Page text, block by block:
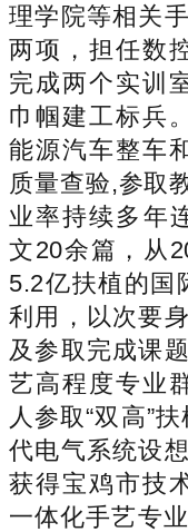
理学院等相关
两项，担任数
完成两个实训
巾帼建工标兵
能源汽车整车
质量查验,参取
业率持续多年
文20余篇，从
5.2亿扶植的国
利用，以次要
及参取完成课
艺高程度专业
人参取“双高”
代电气系统设
获得宝鸡市技
一体化手艺专